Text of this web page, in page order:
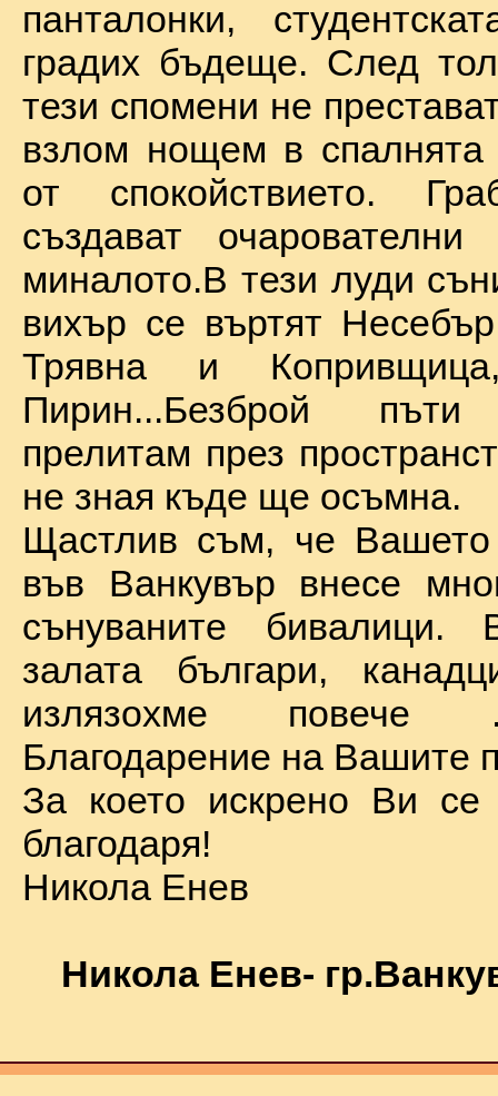
панталонки,
градих бъдеще. След
тези спомени не
взлом нощем в спалнята
от спокойствието.
създават
миналото.В тези луди
вихър се въртят
Трявна и
Пирин...Безброй
прелитам през
не зная къде ще осъмна.
Щастлив съм, че Вашето
във Ванкувър внесе
сънуваните бивалици.
залата българи,
излязохме
Благодарение на Вашите
За което искрено Ви се
благодаря!
Никола Енев
Никола Енев-